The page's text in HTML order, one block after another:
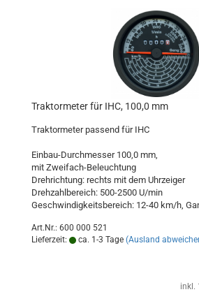
Traktormeter für IHC, 100,0 mm
Traktormeter passend für IHC
Einbau-Durchmesser 100,0 mm,
mit Zweifach-Beleuchtung
Drehrichtung: rechts mit dem Uhrzeiger
Drehzahlbereich: 500-2500 U/min
Geschwindigkeitsbereich: 12-40 km/h,
Art.Nr.: 600 000 521
Lieferzeit:
ca. 1-3 Tage (Ausland
inkl.